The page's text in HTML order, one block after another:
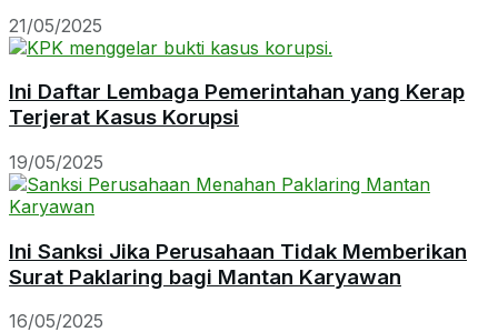
21/05/2025
Ini Daftar Lembaga Pemerintahan yang Kerap
Terjerat Kasus Korupsi
19/05/2025
Ini Sanksi Jika Perusahaan Tidak Memberikan
Surat Paklaring bagi Mantan Karyawan
16/05/2025